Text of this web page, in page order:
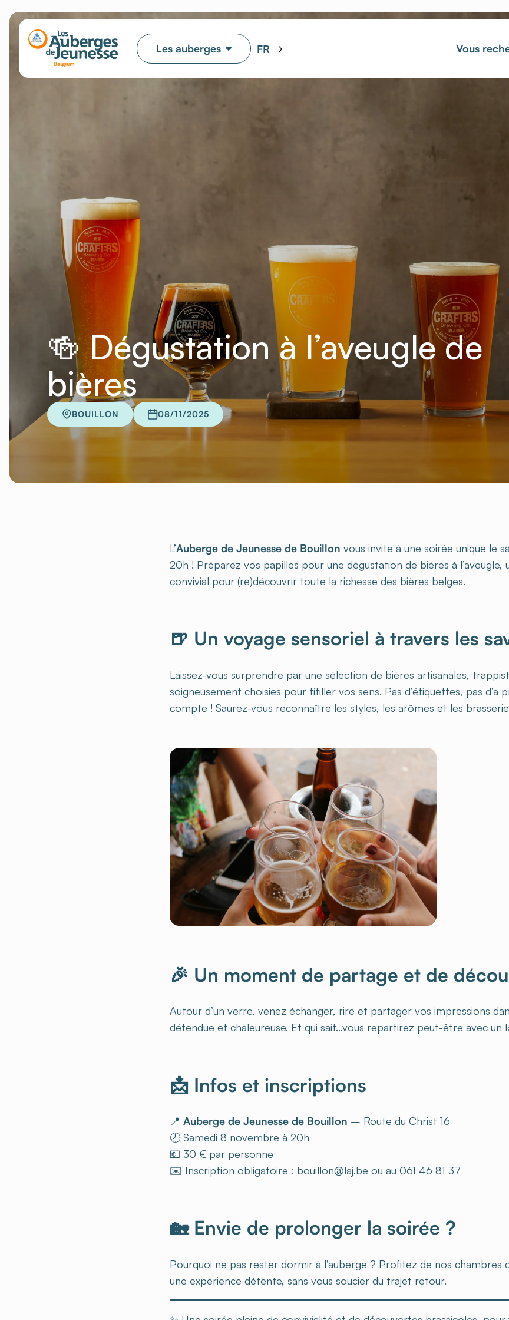
Les auberges FR Vous
🍻 Dégustation à l’aveugle de
bières
BOUILLON 08/11/2025
L’Auberge de Jeunesse de Bouillon vous invite à une soirée unique le
20h ! Préparez vos papilles pour une dégustation de bières à
convivial pour (re)découvrir toute la richesse des bières belges.
🍺 Un voyage sensoriel à travers les
Laissez-vous surprendre par une sélection de bières artisanales,
soigneusement choisies pour titiller vos sens. Pas d’étiquettes, pas d’a
compte ! Saurez-vous reconnaître les styles, les arômes et les
🎉 Un moment de partage et de
Autour d’un verre, venez échanger, rire et partager vos impressions
détendue et chaleureuse. Et qui sait…vous repartirez peut-être avec un
📩 Infos et inscriptions
📍 Auberge de Jeunesse de Bouillon – Route du Christ 16
🕗 Samedi 8 novembre à 20h
💶 30 € par personne
✉️ Inscription obligatoire : bouillon@laj.be ou au 061 46 81 37
🏡 Envie de prolonger la soirée ?
Pourquoi ne pas rester dormir à l’auberge ? Profitez de nos
une expérience détente, sans vous soucier du trajet retour.